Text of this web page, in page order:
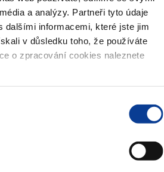
a analýzy. Partneři tyto údaje
dalšími informacemi, které jste jim
v důsledku toho, že používáte
o zpracování cookies naleznete
12:00
holandská aukce
Česká národní banka
dluhopisů